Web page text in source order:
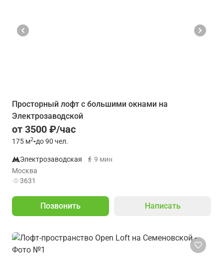
Просторный лофт с большими окнами на
Электрозаводской
от 3500 ₽/час
175 м2•до 90 чел.
Электрозаводская
9 мин
Москва
3631
Позвонить Написать